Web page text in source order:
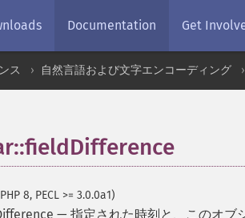
Documentation Get
ス 自然言語および文字エンコーディング
8, PECL >= 3.0.0a1)
— 指定された時刻と、このオブ